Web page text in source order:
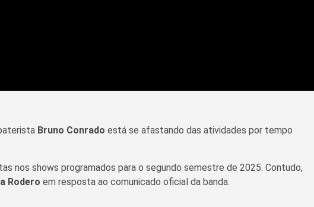
Bruno Conrado está se afastando das atividades por tempo
nos shows programados para o segundo semestre de 2025. Contudo,
Rodero em resposta ao comunicado oficial da banda.